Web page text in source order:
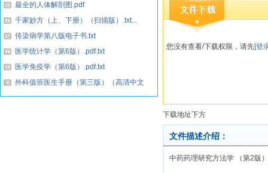
最全的人体解剖图.pdf
千家妙方（上、下册）（扫描版）.txt...
传染病学第八版电子书.txt
医学统计学（第6版）.pdf.txt
医学免疫学（第6版）.pdf.txt
外科值班医生手册（第三版）（高清中文
版）.pdf...
您没有查看/下载权限，请先[登
下载地址下方
文件描述介绍：
中药药理研究方法学 （第2版